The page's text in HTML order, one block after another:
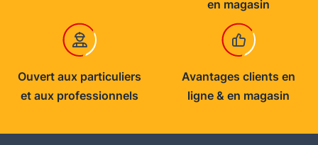
en magasin
Ouvert aux particuliers
et aux professionnels
Avantages clients en
ligne & en magasin